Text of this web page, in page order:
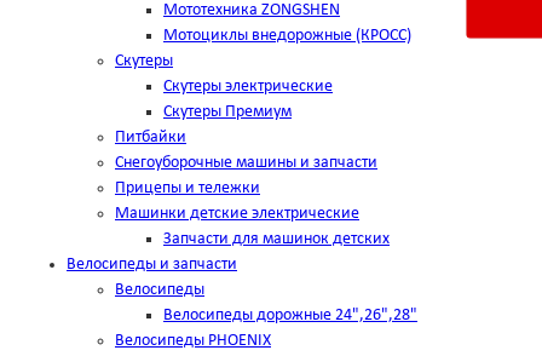
Мототехника ZONGSHEN
Мотоциклы внедорожные (КРОСС)
Скутеры
Скутеры электрические
Скутеры Премиум
Питбайки
Снегоуборочные машины и запчасти
Прицепы и тележки
Машинки детские электрические
Запчасти для машинок детских
Велосипеды и запчасти
Велосипеды
Велосипеды дорожные 24",26",28"
Велосипеды PHOENIX